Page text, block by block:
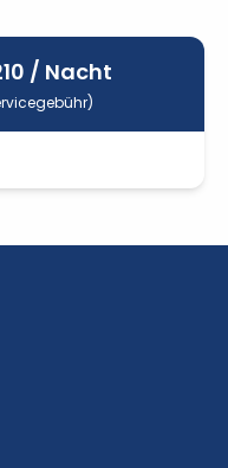
/ Nacht